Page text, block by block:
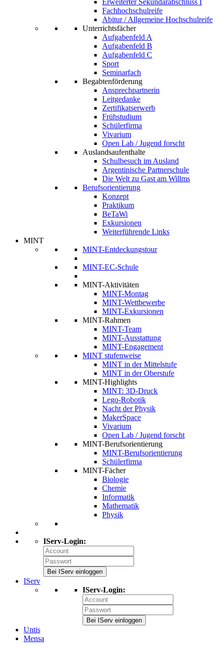
Erweiterter Sekundarabschluss I
Fachhochschulreife
Abitur / Allgemeine Hochschulreife
Unterrichtsfächer
Aufgabenfeld A
Aufgabenfeld B
Aufgabenfeld C
Sport
Seminarfach
Begabtenförderung
Ansprechpartnerin
Leitgedanke
Zertifikatserwerb
Frühstudium
Schülerfirma
Vivarium
Open Lab / Jugend forscht
Auslandsaufenthalte
Schulbesuch im Ausland
Argentinische Partnerschule
Die Welt zu Gast am Willms
Berufsorientierung
Konzept
Praktikum
BeTaWi
Exkursionen
Weiterführende Links
MINT
MINT-Entdeckungstour
MINT-EC-Schule
MINT-Aktivitäten
MINT-Montag
MINT-Wettbewerbe
MINT-Exkursionen
MINT-Rahmen
MINT-Team
MINT-Ausstattung
MINT-Engagement
MINT stufenweise
MINT in der Mittelstufe
MINT in der Oberstufe
MINT-Highlights
MINT: 3D-Druck
Lego-Robotik
Nacht der Physik
MakerSpace
Vivarium
Open Lab / Jugend forscht
MINT-Berufsorientierung
MINT-Berufsorientierung
Schülerfirma
MINT-Fächer
Biologie
Chemie
Informatik
Mathematik
Physik
IServ-Login:
Bei IServ einloggen
IServ
IServ-Login:
Bei IServ einloggen
Untis
Mensa